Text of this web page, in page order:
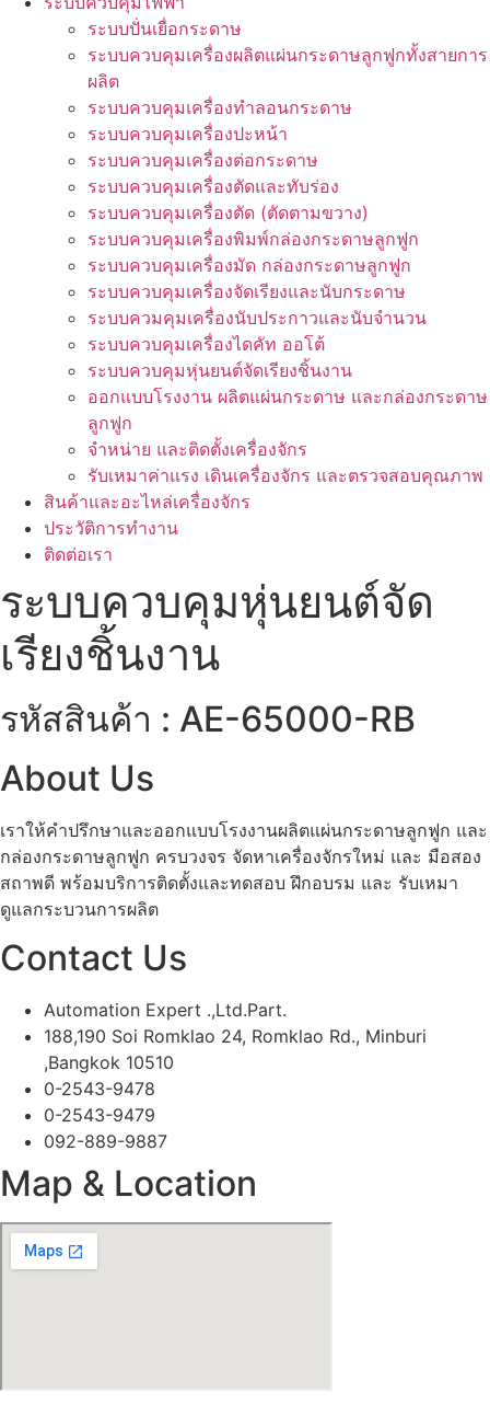
ระบบปั่นเยื่อกระดาษ
ระบบควบคุมเครื่องผลิตแผ่นกระดาษลูกฟูกทั้งสายการ
ผลิต
ระบบควบคุมเครื่องทำลอนกระดาษ
ระบบควบคุมเครื่องปะหน้า
ระบบควบคุมเครื่องต่อกระดาษ
ระบบควบคุมเครื่องตัดและทับร่อง
ระบบควบคุมเครื่องตัด (ตัดตามขวาง)
ระบบควบคุมเครื่องพิมพ์กล่องกระดาษลูกฟูก
ระบบควบคุมเครื่องมัด กล่องกระดาษลูกฟูก
ระบบควบคุมเครื่องจัดเรียงและนับกระดาษ
ระบบควมคุมเครื่องนับประกาวและนับจำนวน
ระบบควบคุมเครื่องไดคัท ออโต้
ระบบควบคุมหุ่นยนต์จัดเรียงชิ้นงาน
ออกแบบโรงงาน ผลิตแผ่นกระดาษ และกล่องกระดาษ
ลูกฟูก
จำหน่าย และติดตั้งเครื่องจักร
รับเหมาค่าแรง เดินเครื่องจักร และตรวจสอบคุณภาพ
สินค้าและอะไหล่เครื่องจักร
ประวัติการทำงาน
ติดต่อเรา
ระบบควบคุมหุ่นยนต์จัด
เรียงชิ้นงาน
รหัสสินค้า : AE-65000-RB
About Us
เราให้คำปรึกษาและออกแบบโรงงานผลิตแผ่นกระดาษลูกฟูก และ
กล่องกระดาษลูกฟูก ครบวงจร จัดหาเครื่องจักรใหม่ และ มือสอง
สถาพดี พร้อมบริการติดตั้งและทดสอบ ฝึกอบรม และ รับเหมา
ดูแลกระบวนการผลิต
Contact Us
Automation Expert .,Ltd.Part.
188,190 Soi Romklao 24, Romklao Rd., Minburi
,Bangkok 10510
0-2543-9478
0-2543-9479
092-889-9887
Map & Location